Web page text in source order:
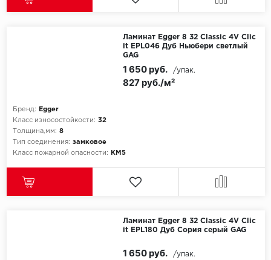
Ламинат Egger 8 32 Classic 4V Clic
it EPL046 Дуб Ньюбери светлый
GAG
Бренд:
Egger
Класс износостойкости: 32
Толщина,мм: 8
Тип соединения: замковое
Класс пожарной опасности:
КМ5
827 руб./м²
1 650 руб. /упак.
Ламинат Egger 8 32 Classic 4V Clic
it EPL180 Дуб Сория серый GAG
1 650 руб. /упак.